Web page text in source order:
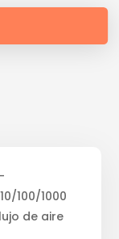
100/1000
de aire